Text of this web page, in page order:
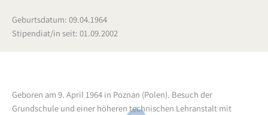
Geburtsdatum: 09.04.1964
Stipendiat/in seit: 01.09.2002
Geboren am 9. April 1964 in Poznan (Polen). Besuch der
Grundschule und einer höheren technischen Lehranstalt mit